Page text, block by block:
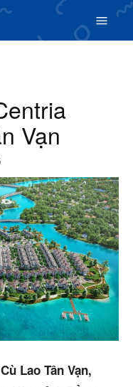
Search
V3
Vạn
Lao Tân Vạn,